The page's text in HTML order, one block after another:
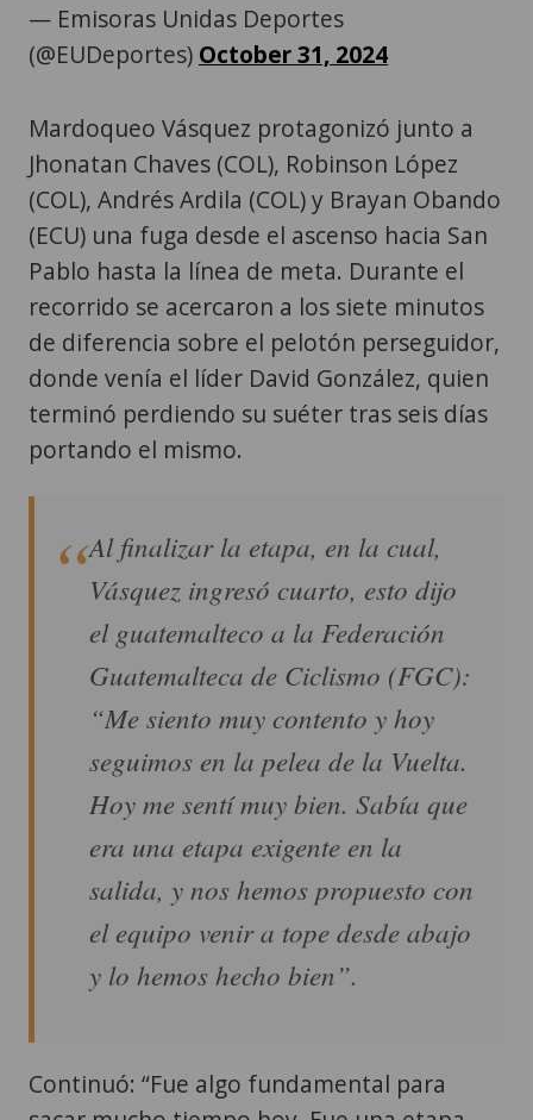
— Emisoras Unidas Deportes
(@EUDeportes) October 31, 2024
Mardoqueo Vásquez protagonizó junto a
Jhonatan Chaves (COL), Robinson López
(COL), Andrés Ardila (COL) y Brayan Obando
(ECU) una fuga desde el ascenso hacia San
Pablo hasta la línea de meta. Durante el
recorrido se acercaron a los siete minutos
de diferencia sobre el pelotón perseguidor,
donde venía el líder David González, quien
terminó perdiendo su suéter tras seis días
portando el mismo.
Al finalizar la etapa, en la cual,
Vásquez ingresó cuarto, esto dijo
el guatemalteco a la Federación
Guatemalteca de Ciclismo (FGC):
“Me siento muy contento y hoy
seguimos en la pelea de la Vuelta.
Hoy me sentí muy bien. Sabía que
era una etapa exigente en la
salida, y nos hemos propuesto con
el equipo venir a tope desde abajo
y lo hemos hecho bien”.
Continuó: “Fue algo fundamental para